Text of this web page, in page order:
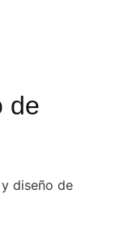
de
diseño de